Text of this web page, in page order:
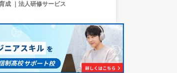
成 ｜法人研修サービス